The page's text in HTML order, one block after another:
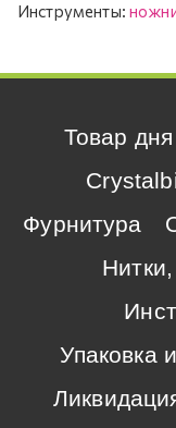
Инструменты:
Товар дня
Фурнитура
Упаковка